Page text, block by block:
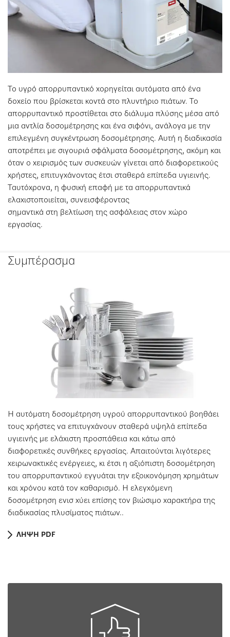
Το υγρό απορρυπαντικό χορηγείται αυτόματα από ένα
δοχείο που βρίσκεται κοντά στο πλυντήριο πιάτων. Το
απορρυπαντικό προστίθεται στο διάλυμα πλύσης μέσα από
μια αντλία δοσομέτρησης και ένα σιφόνι, ανάλογα με την
επιλεγμένη συγκέντρωση δοσομέτρησης. Αυτή η διαδικασία
αποτρέπει με σιγουριά σφάλματα δοσομέτρησης, ακόμη και
όταν ο χειρισμός των συσκευών γίνεται από διαφορετικούς
χρήστες, επιτυγχάνοντας έτσι σταθερά επίπεδα υγιεινής.
Ταυτόχρονα, η φυσική επαφή με τα απορρυπαντικά
ελαχιστοποιείται, συνεισφέροντας
σημαντικά στη βελτίωση της ασφάλειας στον χώρο
εργασίας.
Συμπέρασμα
Η αυτόματη δοσομέτρηση υγρού απορρυπαντικού βοηθάει
τους χρήστες να επιτυγχάνουν σταθερά υψηλά επίπεδα
υγιεινής με ελάχιστη προσπάθεια και κάτω από
διαφορετικές συνθήκες εργασίας. Απαιτούνται λιγότερες
χειρωνακτικές ενέργειες, κι έτσι η αξιόπιστη δοσομέτρηση
του απορρυπαντικού εγγυάται την εξοικονόμηση χρημάτων
και χρόνου κατά τον καθαρισμό. Η ελεγχόμενη
δοσομέτρηση ενισ χύει επίσης τον βιώσιμο χαρακτήρα της
διαδικασίας πλυσίματος πιάτων..
ΛΗΨΗ PDF